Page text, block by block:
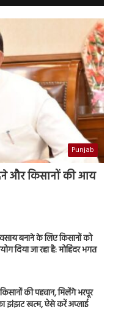
Punjab
और किसानों की आय
बनाने के लिए किसानों को
दिया जा रहा है: मोहिंदर भगत
की पहचान, मिलेंगे भरपूर
का झंझट खत्म, ऐसे करें अप्लाई